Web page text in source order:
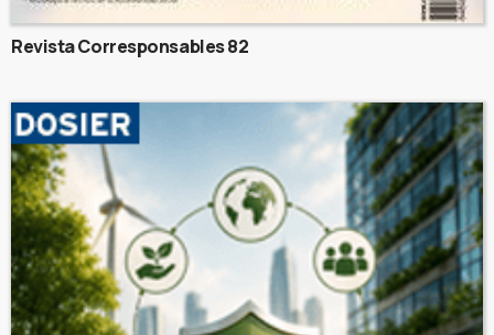
Revista Corresponsables 82